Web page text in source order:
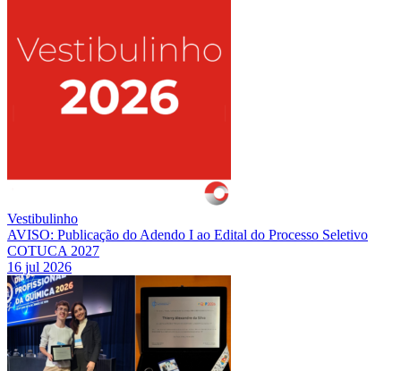
Vestibulinho
AVISO: Publicação do Adendo I ao Edital do Processo Seletivo
COTUCA 2027
16 jul 2026